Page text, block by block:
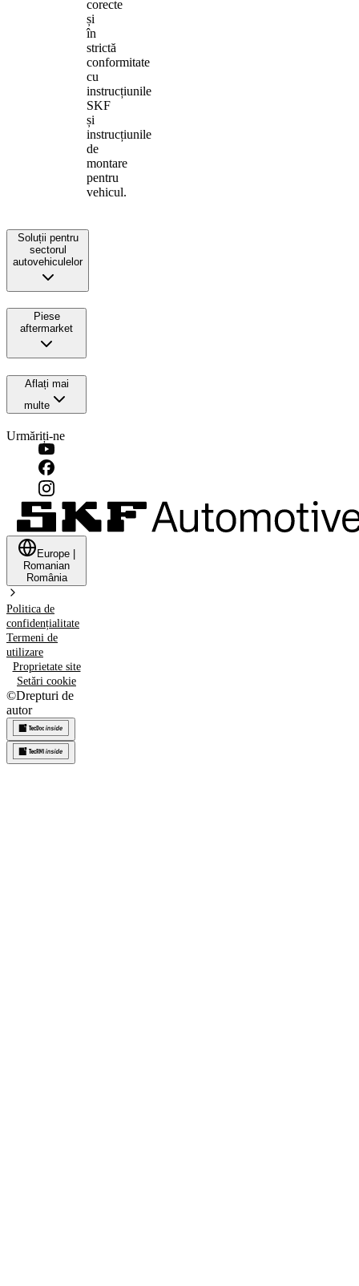
corecte
și
în
strictă
conformitate
cu
instrucțiunile
SKF
și
instrucțiunile
de
montare
pentru
vehicul.
Soluții pentru
sectorul
autovehiculelor
Piese
aftermarket
Aflați mai
multe
Urmăriți-ne
Europe
Romanian
România
Politica de
confidențialitate
Termeni de
utilizare
Proprietate site
Setări cookie
©Drepturi de
autor